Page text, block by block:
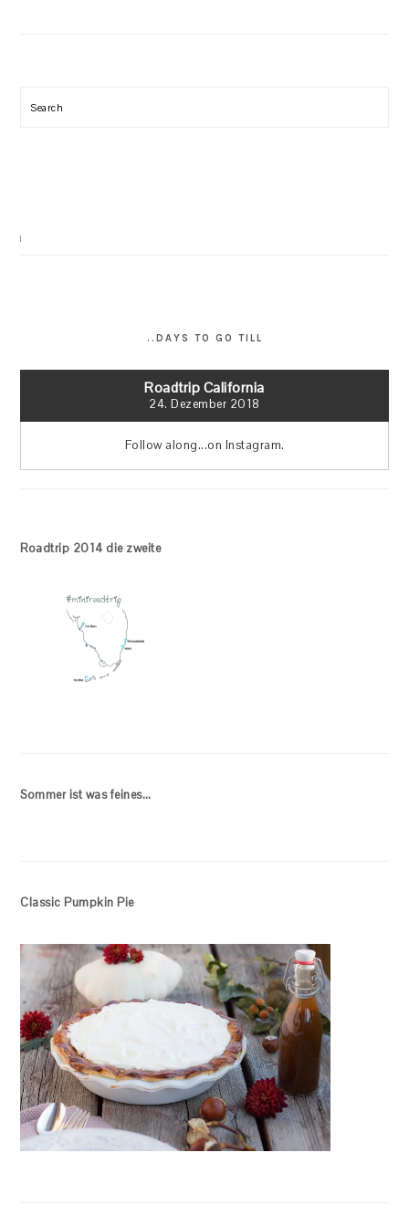
Search
..DAYS TO GO TILL
Roadtrip California
24. Dezember 2018
Follow along...on Instagram.
Roadtrip 2014 die zweite
Sommer ist was feines…
Classic Pumpkin Pie